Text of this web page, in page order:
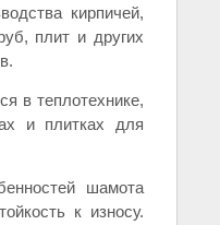
кирпичей,
плит и других
в теплотехнике,
и плитках для
шамота
к износу.